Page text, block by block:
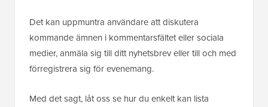
Det kan uppmuntra användare att diskutera
kommande ämnen i kommentarsfältet eller sociala
medier, anmäla sig till ditt nyhetsbrev eller till och med
förregistrera sig för evenemang.
Med det sagt, låt oss se hur du enkelt kan lista